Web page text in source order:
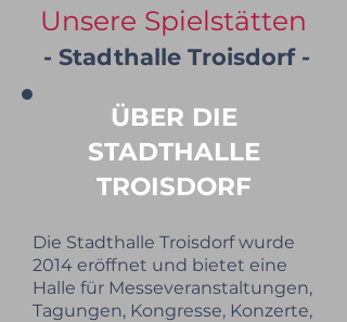
Unsere Spielstätten
- Stadthalle Troisdorf -
ÜBER DIE
STADTHALLE
TROISDORF
Die Stadthalle Troisdorf wurde
2014 eröffnet und bietet eine
Halle für Messeveranstaltungen,
Tagungen, Kongresse, Konzerte,